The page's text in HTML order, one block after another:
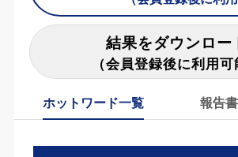
結果をダウンロー
（会員登録後に利用可
ホットワード一覧 報告